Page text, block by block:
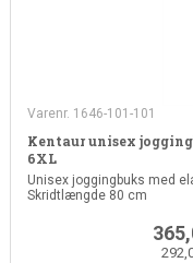
Varenr. 1646-101-101
Kentaur unisex
6XL
Unisex joggingbuks med
Skridtlængde 80 cm